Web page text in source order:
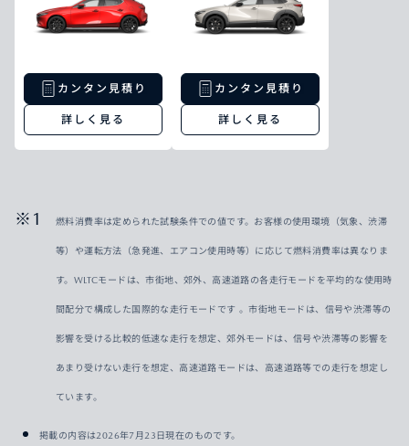
カンタン見積り
詳しく見る
カンタン見積り
詳しく見る
燃料消費率は定められた試験条件での値です。お客様の使用環境（気象、渋滞
等）や運転方法（急発進、エアコン使用時等）に応じて燃料消費率は異なりま
す。WLTCモードは、市街地、郊外、高速道路の各走行モードを平均的な使用時
間配分で構成した国際的な走行モードです 。市街地モードは、信号や渋滞等の
影響を受ける比較的低速な走行を想定、郊外モードは、信号や渋滞等の影響を
あまり受けない走行を想定、高速道路モードは、高速道路等での走行を想定し
ています。
掲載の内容は2026年7月23日現在のものです。